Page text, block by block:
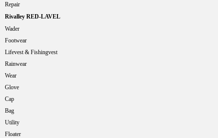
Repair
Rivalley RED-LAVEL
Wader
Footwear
Lifevest & Fishingvest
Rainwear
Wear
Glove
Cap
Bag
Utility
Floater